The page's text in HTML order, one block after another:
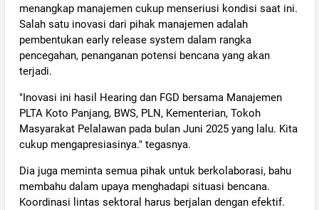
menangkap manajemen cukup menseriusi kondisi saat ini.
Salah satu inovasi dari pihak manajemen adalah
pembentukan early release system dalam rangka
pencegahan, penanganan potensi bencana yang akan
terjadi.
"Inovasi ini hasil Hearing dan FGD bersama Manajemen
PLTA Koto Panjang, BWS, PLN, Kementerian, Tokoh
Masyarakat Pelalawan pada bulan Juni 2025 yang lalu. Kita
cukup mengapresiasinya." tegasnya.
Dia juga meminta semua pihak untuk berkolaborasi, bahu
membahu dalam upaya menghadapi situasi bencana.
Koordinasi lintas sektoral harus berjalan dengan efektif.